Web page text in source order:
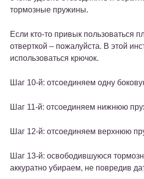
тормозные пружины.
Если кто-то привык пользоваться
отверткой – пожалуйста. В этой
использоваться крючок.
Шаг 10-й: отсоединяем одну
Шаг 11-й: отсоединяем нижнюю
Шаг 12-й: отсоединяем верхнюю
Шаг 13-й: освободившуюся
аккуратно убираем, не повредив